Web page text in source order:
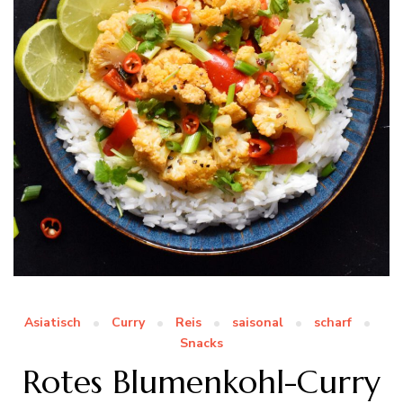
Asiatisch Curry Reis saisonal
scharf
Snacks
Rotes Blumenkohl-Curry